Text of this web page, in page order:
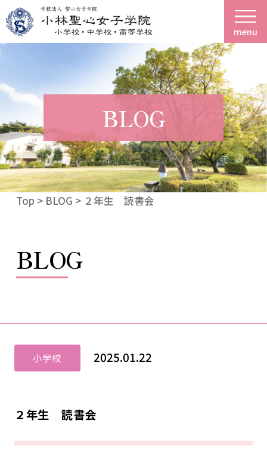
menu
BLOG
Top > BLOG > ２年生 読書会
BLOG
小学校 2025.01.22
２年生 読書会